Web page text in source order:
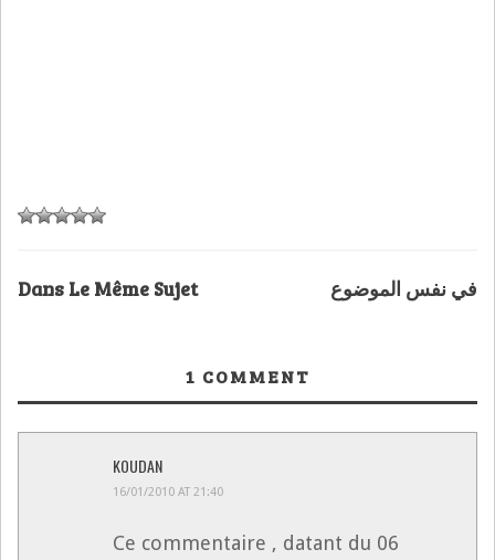
Dans Le Même Sujet في نفس الموضوع
1 COMMENT
KOUDAN
16/01/2010 AT 21:40
Ce commentaire , datant du 06